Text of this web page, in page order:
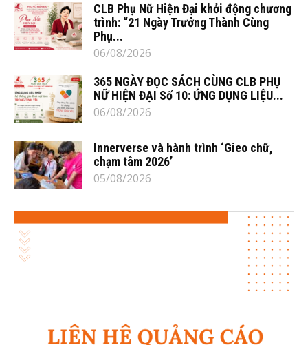
CLB Phụ Nữ Hiện Đại khởi động chương
trình: “21 Ngày Trưởng Thành Cùng
Phụ...
06/08/2026
365 NGÀY ĐỌC SÁCH CÙNG CLB PHỤ
NỮ HIỆN ĐẠI Số 10: ỨNG DỤNG LIỆU...
06/08/2026
Innerverse và hành trình ‘Gieo chữ,
chạm tâm 2026’
05/08/2026